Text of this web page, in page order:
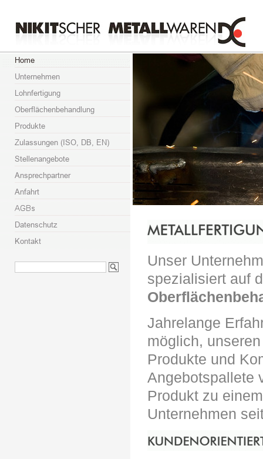
Unser
spezialisiert auf
Jahrelange
möglich,
Produkte und
Angebotspallete
Produkt zu
Unternehmen